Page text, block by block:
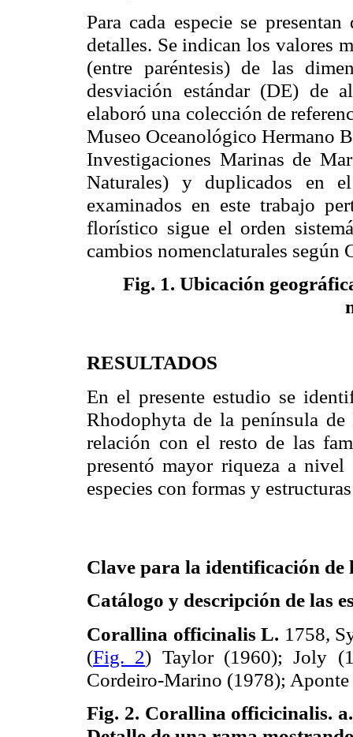
Para cada especie se
detalles. Se indican los valores
(entre paréntesis) de las
desviación estándar (DE) de
elaboró una colección de
Museo Oceanológico Hermano
Investigaciones Marinas de
Naturales) y duplicados en
examinados en este trabajo
florístico sigue el orden
cambios nomenclaturales
Fig. 1. Ubicación
RESULTADOS
En el presente estudio se
Rhodophyta de la península de
relación con el resto de las
presentó mayor riqueza a nivel
especies con formas y
Clave para la identificación de
Catálogo y descripción de las
Corallina officinalis L. 1758,
(Fig. 2) Taylor (1960); Joly
Cordeiro-Marino (1978);
Fig. 2. Corallina officicinalis.